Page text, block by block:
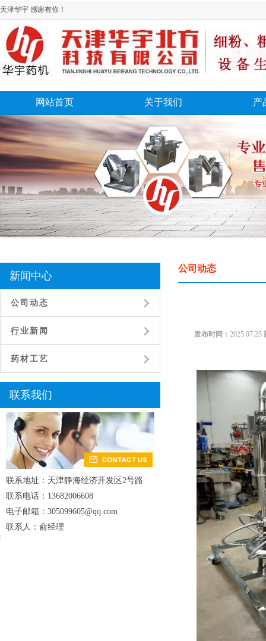
天津华宇 感谢有你！
网站首页 关于我们 产
新闻中心
公司动态
行业新闻
药材工艺
联系我们
联系地址：天津静海经济开发区2号路
联系电话：13682006608
电子邮箱：305099605@qq.com
联系人：俞经理
公司动态
发布时间： 2025.07.25